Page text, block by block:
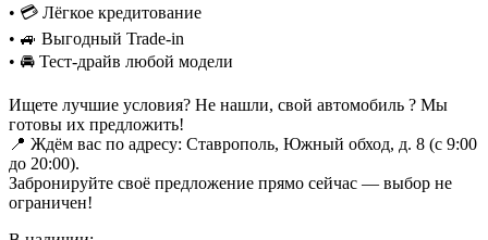
• 💳 Лёгкое кредитование
• 🚙 Выгодный Trade-in
• 🚘 Тест-драйв любой модели
Ищете лучшие условия? Не нашли, свой автомобиль ? Мы
готовы их предложить!
📍 Ждём вас по адресу: Ставрополь, Южный обход, д. 8 (с 9:00
до 20:00).
Забронируйте своё предложение прямо сейчас — выбор не
ограничен!